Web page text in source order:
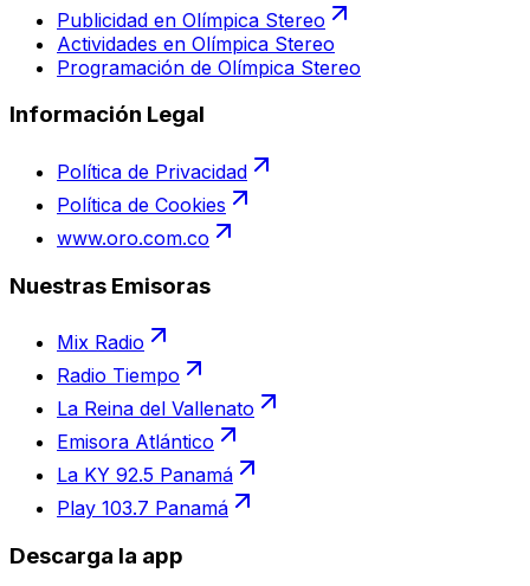
Publicidad en Olímpica Stereo
Actividades en Olímpica Stereo
Programación de Olímpica Stereo
Información Legal
Política de Privacidad
Política de Cookies
www.oro.com.co
Nuestras Emisoras
Mix Radio
Radio Tiempo
La Reina del Vallenato
Emisora Atlántico
La KY 92.5 Panamá
Play 103.7 Panamá
Descarga la app